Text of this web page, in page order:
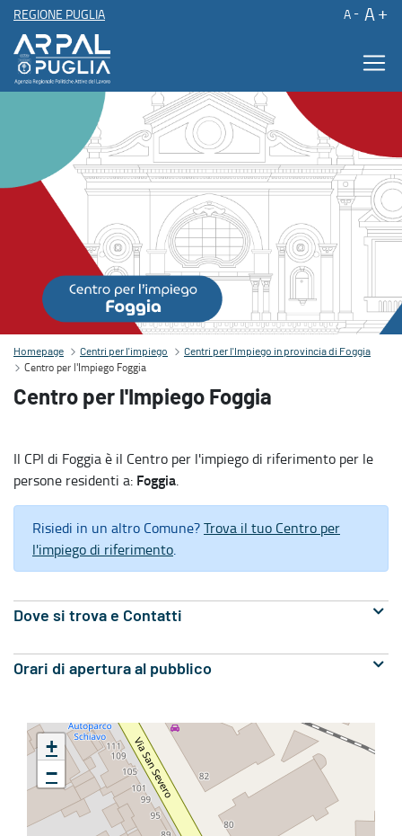
REGIONE PUGLIA A A
Centro per l'Impiego Foggia
Contenuto principale
Homepage Centri per l'impiego Centri per l'Impiego in provincia di Foggia
Centro per l'Impiego Foggia
Centro per l'Impiego Foggia
Il CPI di Foggia è il Centro per l'impiego di riferimento per le
persone residenti a: Foggia.
Risiedi in un altro Comune?Trova il tuo Centro per
l'impiego di riferimento.
Dove si trova e Contatti
Orari di apertura al pubblico
+
−